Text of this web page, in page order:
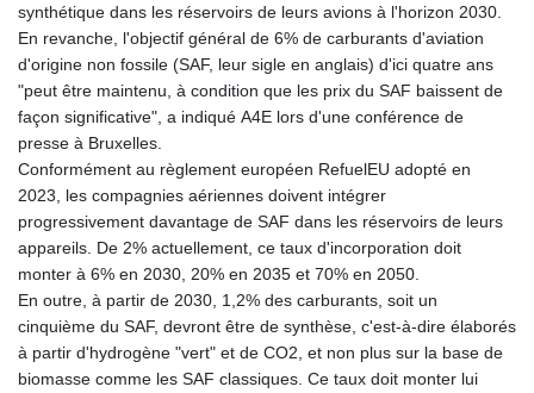
synthétique dans les réservoirs de leurs avions à l'horizon 2030.
En revanche, l'objectif général de 6% de carburants d'aviation
d'origine non fossile (SAF, leur sigle en anglais) d'ici quatre ans
"peut être maintenu, à condition que les prix du SAF baissent de
façon significative", a indiqué A4E lors d'une conférence de
presse à Bruxelles.
Conformément au règlement européen RefuelEU adopté en
2023, les compagnies aériennes doivent intégrer
progressivement davantage de SAF dans les réservoirs de leurs
appareils. De 2% actuellement, ce taux d'incorporation doit
monter à 6% en 2030, 20% en 2035 et 70% en 2050.
En outre, à partir de 2030, 1,2% des carburants, soit un
cinquième du SAF, devront être de synthèse, c'est-à-dire élaborés
à partir d'hydrogène "vert" et de CO2, et non plus sur la base de
biomasse comme les SAF classiques. Ce taux doit monter lui